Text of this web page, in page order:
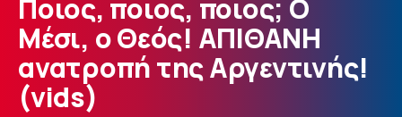
Ποιος, ποιος, ποιος; Ο
Μέσι, ο Θεός! ΑΠΙΘΑΝΗ
ανατροπή της Αργεντινής!
(vids)